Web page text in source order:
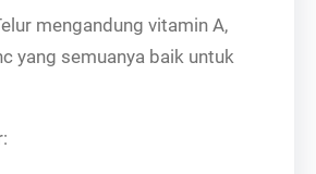
mengandung vitamin A,
yang semuanya baik untuk